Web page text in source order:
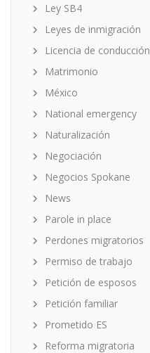
Ley SB4
Leyes de inmigración
Licencia de conducción
Matrimonio
México
National emergency
Naturalización
Negociación
Negocios Spokane
News
Parole in place
Perdones migratorios
Permiso de trabajo
Petición de esposos
Petición familiar
Prometido ES
Reforma migratoria